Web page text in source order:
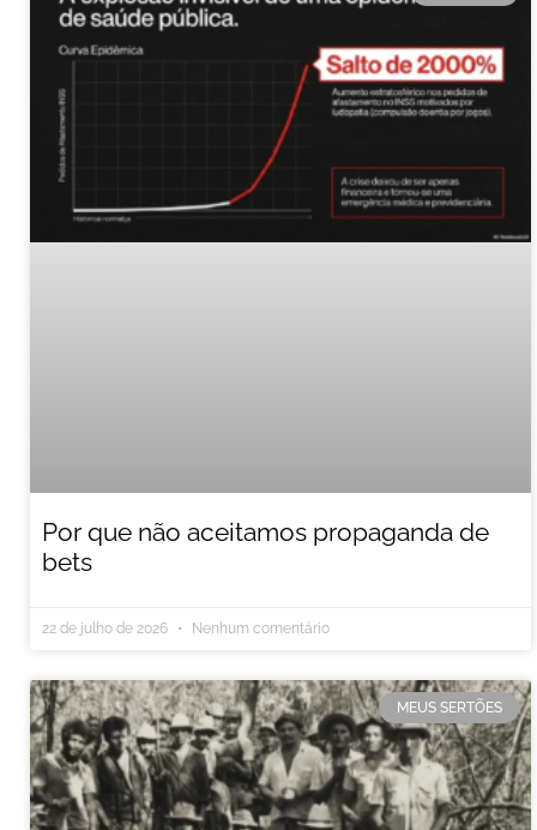
Por que não aceitamos propaganda de
bets
22 de julho de 2026 Nenhum comentário
MEUS SERTÕES